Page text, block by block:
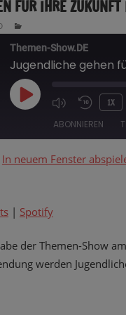
FÜR IHRE
Themen-Show.DE
PLAY
EPISODE
1X
ABONNIEREN
In neuem Fenster
| Spotify
der Themen-Show
werden